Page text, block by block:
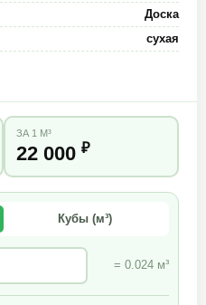
Доска
сухая
ЗА 1 М³
22 000 ₽
Кубы (м³)
= 0.024 м³